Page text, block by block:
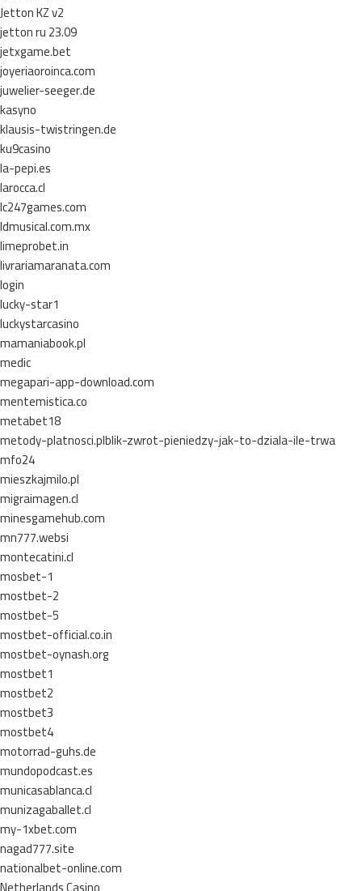
Jetton KZ v2
jetton ru 23.09
jetxgame.bet
joyeriaoroinca.com
juwelier-seeger.de
kasyno
klausis-twistringen.de
ku9casino
la-pepi.es
larocca.cl
lc247games.com
ldmusical.com.mx
limeprobet.in
livrariamaranata.com
login
lucky-star1
luckystarcasino
mamaniabook.pl
medic
megapari-app-download.com
mentemistica.co
metabet18
metody-platnosci.plblik-zwrot-pieniedzy-jak-to-dziala-ile-trwa
mfo24
mieszkajmilo.pl
migraimagen.cl
minesgamehub.com
mn777.websi
montecatini.cl
mosbet-1
mostbet-2
mostbet-5
mostbet-official.co.in
mostbet-oynash.org
mostbet1
mostbet2
mostbet3
mostbet4
motorrad-guhs.de
mundopodcast.es
municasablanca.cl
munizagaballet.cl
my-1xbet.com
nagad777.site
nationalbet-online.com